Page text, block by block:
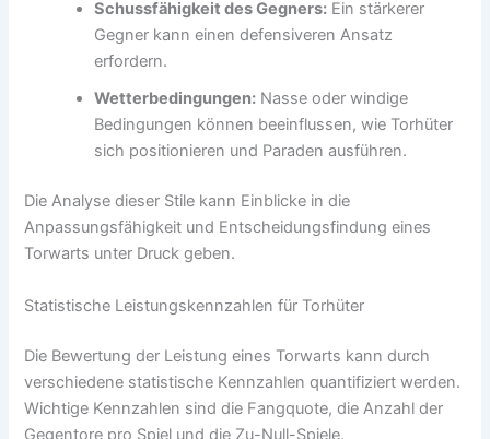
Schussfähigkeit des Gegners: Ein stärkerer
Gegner kann einen defensiveren Ansatz
erfordern.
Wetterbedingungen: Nasse oder windige
Bedingungen können beeinflussen, wie Torhüter
sich positionieren und Paraden ausführen.
Die Analyse dieser Stile kann Einblicke in die
Anpassungsfähigkeit und Entscheidungsfindung eines
Torwarts unter Druck geben.
Statistische Leistungskennzahlen für Torhüter
Die Bewertung der Leistung eines Torwarts kann durch
verschiedene statistische Kennzahlen quantifiziert werden.
Wichtige Kennzahlen sind die Fangquote, die Anzahl der
Gegentore pro Spiel und die Zu-Null-Spiele.